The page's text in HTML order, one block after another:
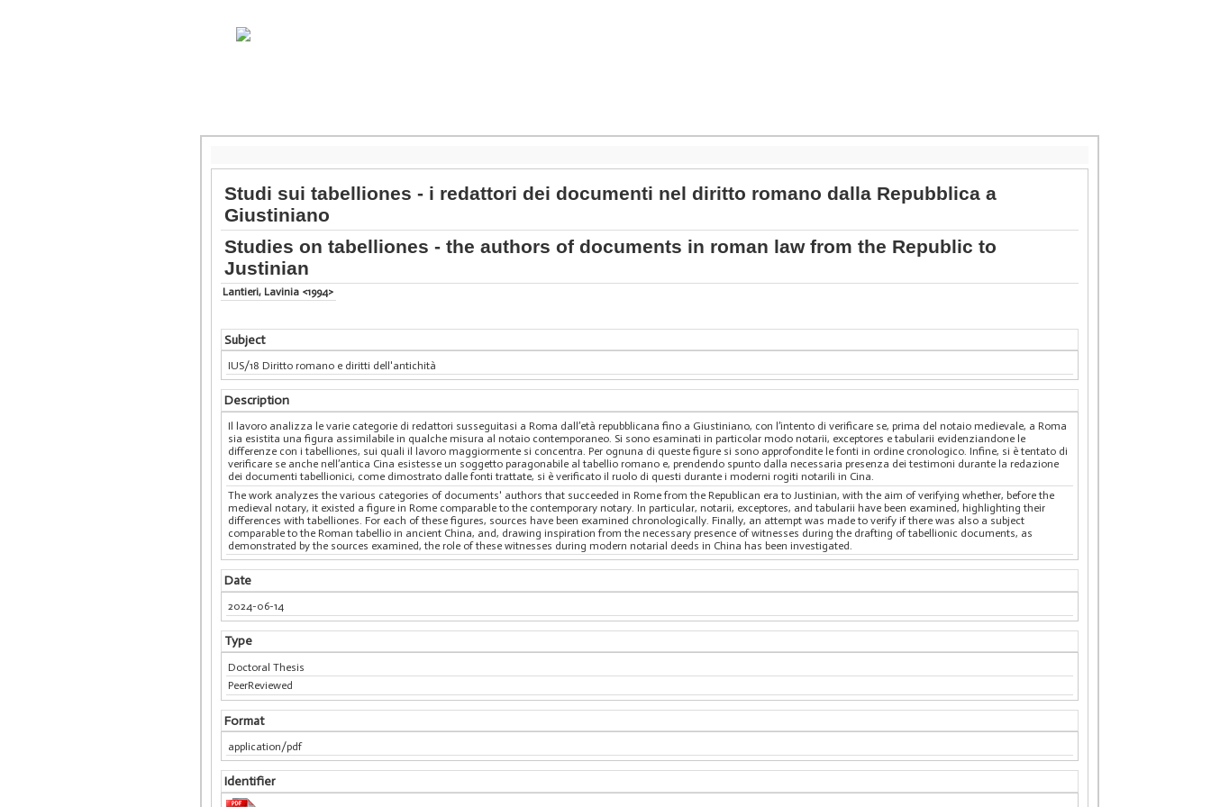
Studi sui tabelliones - i redattori dei documenti nel diritto romano dalla Repubblica a
Giustiniano
Studies on tabelliones - the authors of documents in roman law from the Republic to
Justinian
Lantieri, Lavinia <1994>
Subject
IUS/18 Diritto romano e diritti dell'antichità
Description
Il lavoro analizza le varie categorie di redattori susseguitasi a Roma dall’età repubblicana fino a Giustiniano, con l’intento di verificare se, prima del notaio medievale, a Roma
sia esistita una figura assimilabile in qualche misura al notaio contemporaneo. Si sono esaminati in particolar modo notarii, exceptores e tabularii evidenziandone le
differenze con i tabelliones, sui quali il lavoro maggiormente si concentra. Per ognuna di queste figure si sono approfondite le fonti in ordine cronologico. Infine, si è tentato di
verificare se anche nell’antica Cina esistesse un soggetto paragonabile al tabellio romano e, prendendo spunto dalla necessaria presenza dei testimoni durante la redazione
dei documenti tabellionici, come dimostrato dalle fonti trattate, si è verificato il ruolo di questi durante i moderni rogiti notarili in Cina.
The work analyzes the various categories of documents' authors that succeeded in Rome from the Republican era to Justinian, with the aim of verifying whether, before the
medieval notary, it existed a figure in Rome comparable to the contemporary notary. In particular, notarii, exceptores, and tabularii have been examined, highlighting their
differences with tabelliones. For each of these figures, sources have been examined chronologically. Finally, an attempt was made to verify if there was also a subject
comparable to the Roman tabellio in ancient China, and, drawing inspiration from the necessary presence of witnesses during the drafting of tabellionic documents, as
demonstrated by the sources examined, the role of these witnesses during modern notarial deeds in China has been investigated.
Date
2024-06-14
Type
Doctoral Thesis
PeerReviewed
Format
application/pdf
Identifier